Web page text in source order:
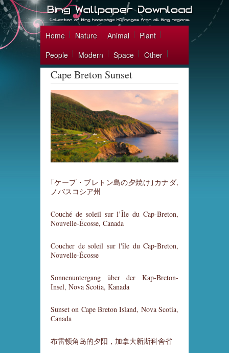
Home Nature Animal
Plant
People
Modern Space Other
Cape Breton Sunset
｢ケープ・ブレトン島の夕焼け｣カナダ,
ノバスコシア州
Couché de soleil sur l’Île du Cap-Breton,
Nouvelle-Écosse, Canada
Coucher de soleil sur l'île du Cap-Breton,
Nouvelle-Écosse
Sonnenuntergang über der Kap-Breton-
Insel, Nova Scotia, Kanada
Sunset on Cape Breton Island, Nova Scotia,
Canada
布雷顿角岛的夕阳，加拿大新斯科舍省